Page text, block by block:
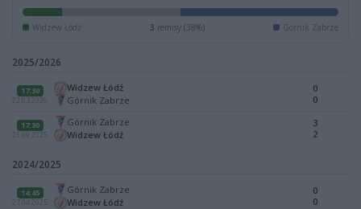
Widzew Łódź 3 remisy (38%) Górnik Zabrze
2025/2026
17:30
22.03.2026
Widzew Łódź
Górnik Zabrze
0
0
17:30
21.09.2025
Górnik Zabrze
Widzew Łódź
3
2
2024/2025
14:45
27.04.2025
Górnik Zabrze
Widzew Łódź
0
0